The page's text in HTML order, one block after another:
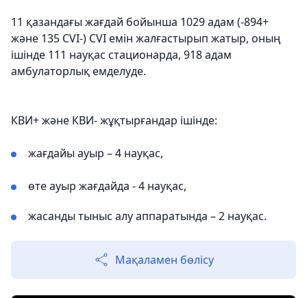
11 қазандағы жағдай бойынша 1029 адам (-894+
және 135 CVI-) CVI емін жалғастырып жатыр, оның
ішінде 111 науқас стационарда, 918 адам
амбулаторлық емделуде.
КВИ+ және КВИ- жұқтырғандар ішінде:
жағдайы ауыр – 4 науқас,
өте ауыр жағдайда - 4 науқас,
жасанды тыныс алу аппаратында – 2 науқас.
Мақаламен бөлісу